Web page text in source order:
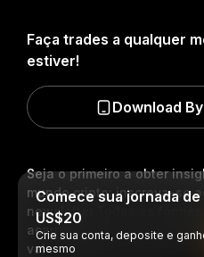
Seja o primeiro a obter
mundo cripto: inscreva-se
newsletter.
acarretam riscos, incluindo
valor investido. Tais
Faça trades a qualquer
estiver!
Download
Comece sua jornada
US$20
Crie sua conta, deposite e
mesmo